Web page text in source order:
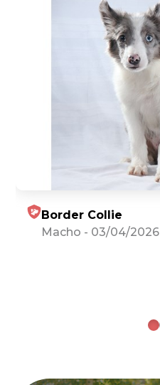
Border Collie
Macho - 03/04/2026